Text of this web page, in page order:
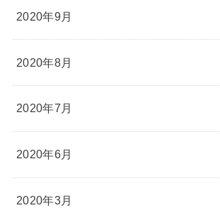
2020年9月
2020年8月
2020年7月
2020年6月
2020年3月